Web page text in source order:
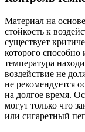
Материал на
стойкость к
существует
которого способно
температура
воздействие не
не рекомендуется
на долгое время.
могут только что
или сигаретный